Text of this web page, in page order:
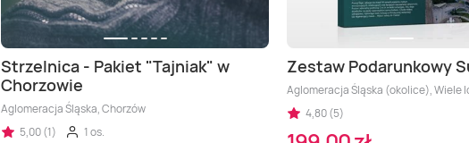
Strzelnica - Pakiet "Tajniak" w
Chorzowie
Aglomeracja Śląska, Chorzów
5,00 (1)
1 os.
Zestaw Podarunkowy
Aglomeracja Śląska (okolice), Wiele
4,80 (5)